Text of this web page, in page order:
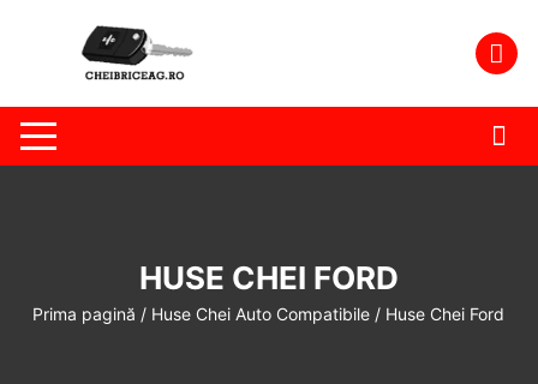
HUSE CHEI FORD
Prima pagină / Huse Chei Auto Compatibile / Huse Chei Ford